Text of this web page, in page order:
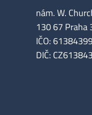
nám. W.
130 67 Praha
IČO:
DIČ: